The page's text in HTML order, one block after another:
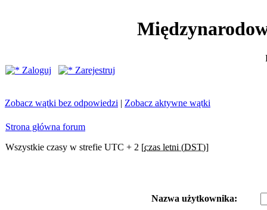
Zaloguj
Zarejestruj
Zobacz wątki bez odpowiedzi | Zobacz aktywne wątki
Strona główna forum
Wszystkie czasy w strefie UTC + 2 [czas letni (DST)]
Nazwa użytkownika: